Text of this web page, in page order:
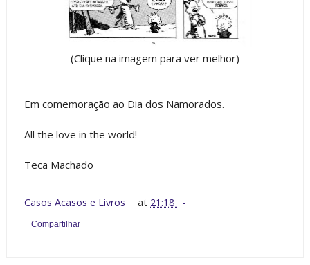
(Clique na imagem para ver melhor)
Em comemoração ao Dia dos Namorados.
All the love in the world!
Teca Machado
Casos Acasos e Livros at 21:18
Compartilhar